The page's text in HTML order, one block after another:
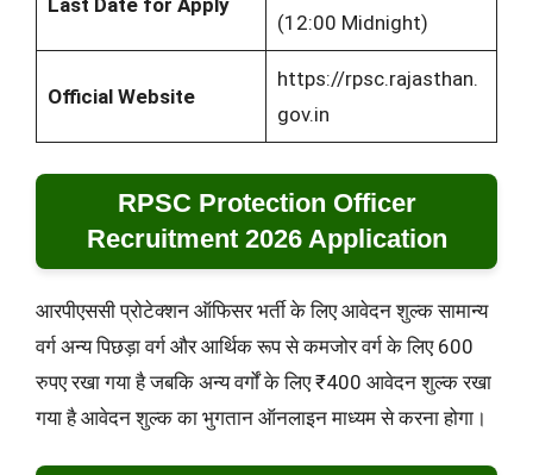
Last Date for Apply
(12:00 Midnight)
Official Website
https://rpsc.rajasthan.
gov.in
RPSC Protection Officer
Recruitment 2026 Application
आरपीएससी प्रोटेक्शन ऑफिसर भर्ती के लिए आवेदन शुल्क सामान्य
वर्ग अन्य पिछड़ा वर्ग और आर्थिक रूप से कमजोर वर्ग के लिए 600
रुपए रखा गया है जबकि अन्य वर्गों के लिए ₹400 आवेदन शुल्क रखा
गया है आवेदन शुल्क का भुगतान ऑनलाइन माध्यम से करना होगा।